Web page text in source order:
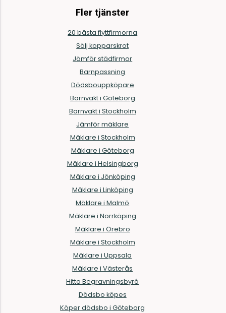
Fler tjänster
20 bästa flyttfirmorna
Sälj kopparskrot
Jämför städfirmor
Barnpassning
Dödsbouppköpare
Barnvakt i Göteborg
Barnvakt i Stockholm
Jämför mäklare
Mäklare i Stockholm
Mäklare i Göteborg
Mäklare i Helsingborg
Mäklare i Jönköping
Mäklare i Linköping
Mäklare i Malmö
Mäklare i Norrköping
Mäklare i Örebro
Mäklare i Stockholm
Mäklare i Uppsala
Mäklare i Västerås
Hitta Begravningsbyrå
Dödsbo köpes
Köper dödsbo i Göteborg